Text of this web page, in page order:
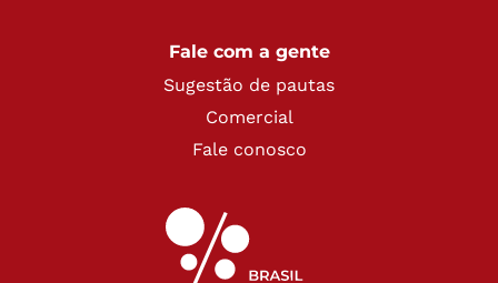
Fale com a gente
Sugestão de pautas
Comercial
Fale conosco